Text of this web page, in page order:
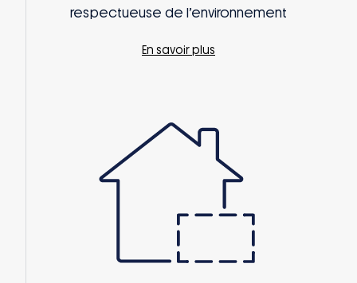
respectueuse de l’environnement
En savoir plus